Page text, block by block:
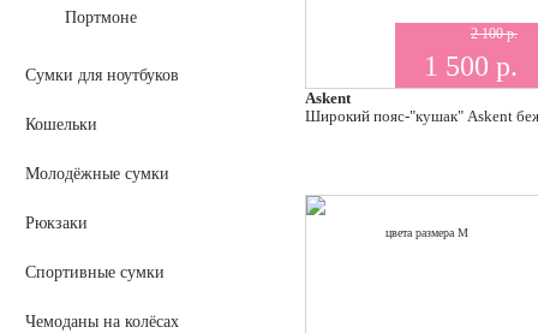
Портмоне
Сумки для ноутбуков
Кошельки
Молодёжные сумки
Рюкзаки
Спортивные сумки
Чемоданы на колёсах
2 100 р.
1 500 р.
Askent
Широкий пояс-"кушак" Askent